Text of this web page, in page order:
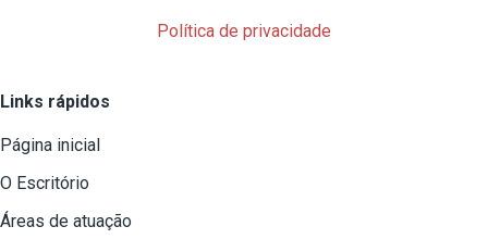
Política de privacidade
Links rápidos
Página inicial
O Escritório
Áreas de atuação